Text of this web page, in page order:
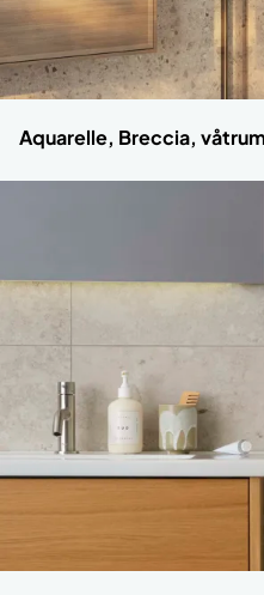
Aquarelle, Breccia,